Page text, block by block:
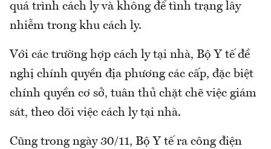
quá trình cách ly và không để tình trạng lây
nhiễm trong khu cách ly.
Với các trường hợp cách ly tại nhà, Bộ Y tế đề
nghị chính quyền địa phương các cấp, đặc biệt
chính quyền cơ sở, tuân thủ chặt chẽ việc giám
sát, theo dõi việc cách ly tại nhà.
Cũng trong ngày 30/11, Bộ Y tế ra công điện